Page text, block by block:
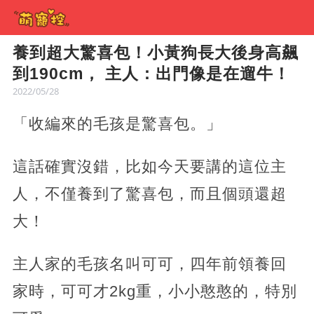
養到超大驚喜包！小黃狗長大後身高飆
到190cm， 主人：出門像是在遛牛！
2022/05/28
「收編來的毛孩是驚喜包。」
這話確實沒錯，比如今天要講的這位主
人，不僅養到了驚喜包，而且個頭還超
大！
主人家的毛孩名叫可可，四年前領養回
家時，可可才2kg重，小小憨憨的，特別